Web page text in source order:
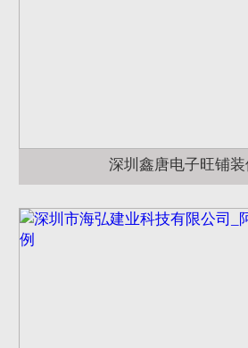
深圳鑫唐电子旺铺装